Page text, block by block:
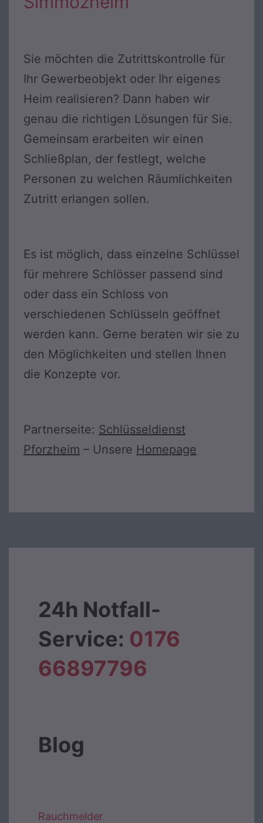
Sie möchten die Zutrittskontrolle für
Ihr Gewerbeobjekt oder Ihr eigenes
Heim realisieren? Dann haben wir
genau die richtigen Lösungen für Sie.
Gemeinsam erarbeiten wir einen
Schließplan, der festlegt, welche
Personen zu welchen Räumlichkeiten
Zutritt erlangen sollen.
Es ist möglich, dass einzelne Schlüssel
für mehrere Schlösser passend sind
oder dass ein Schloss von
verschiedenen Schlüsseln geöffnet
werden kann. Gerne beraten wir sie zu
den Möglichkeiten und stellen Ihnen
die Konzepte vor.
Partnerseite: Schlüsseldienst
Pforzheim – Unsere Homepage
24h Notfall-
Service: 0176
66897796‬
Blog
Rauchmelder